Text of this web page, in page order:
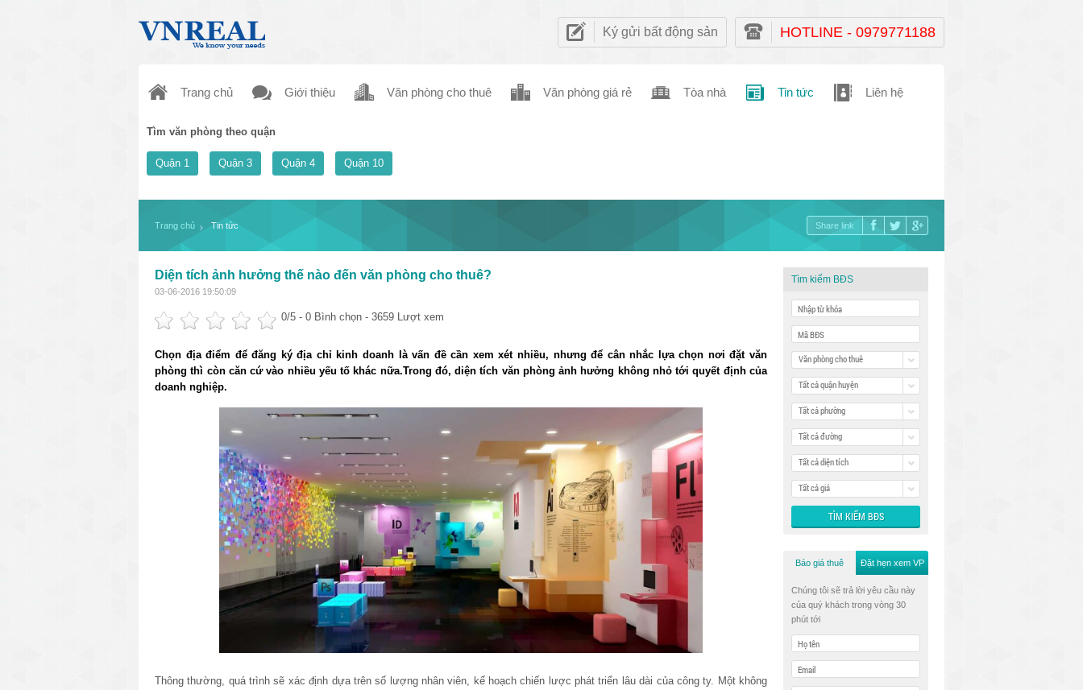
Ký gửi bất động sản HOTLINE - 0979771188
Trang chủ Giới thiệu Văn phòng cho thuê Văn phòng giá rẻ Tòa nhà Tin tức Liên hệ
Tìm văn phòng theo quận
Quận 1 Quận 3 Quận 4 Quận 10
Trang chủ Tin tức Share link
Diện tích ảnh hưởng thế nào đến văn phòng cho thuê?
03-06-2016 19:50:09
0/5 - 0 Bình chọn - 3659 Lượt xem
Chọn địa điểm để đăng ký địa chỉ kinh doanh là vấn đề cần xem xét nhiều, nhưng để cân nhắc lựa chọn nơi đặt văn
phòng thì còn căn cứ vào nhiều yếu tố khác nữa.Trong đó, diện tích văn phòng ảnh hưởng không nhỏ tới quyết định của
doanh nghiệp.
Thông thường, quá trình sẽ xác định dựa trên số lượng nhân viên, kế hoạch chiến lược phát triển lâu dài của công ty. Một không
Tìm kiếm BĐS
Văn phòng cho thuê
Tất cả quận huyện
Tất cả phường
Tất cả đường
Tất cả diện tích
Tất cả giá
Báo giá thuê Đặt hẹn xem VP
Chúng tôi sẽ trả lời yêu cầu này
của quý khách trong vòng 30
phút tới